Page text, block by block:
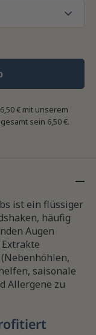
6,50 €mit unserem
sein 6,50 €.
ist ein flüssiger
häufig
Augen
saisonale
Allergene zu